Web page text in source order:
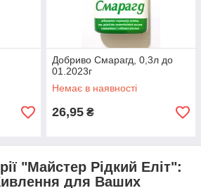
Добриво Смарагд, 0,3л до
01.2023г
Немає в наявності
26,95 ₴
"Майстер Рідкий Еліт":
для Ваших